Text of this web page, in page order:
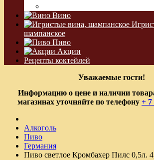
Вино
шампанское
Пиво
Акции
Рецепты коктейлей
Уважаемые гости!
Информацию о цене и наличии
магазинах уточняйте по телефону + 7
Алкоголь
Пиво
Германия
Пиво светлое Кромбахер Пилс 0,5л.